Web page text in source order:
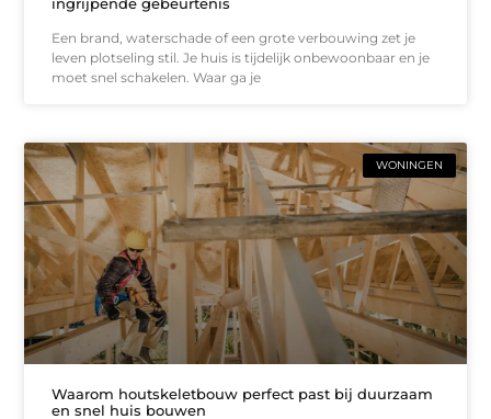
Een brand, waterschade of een grote verbouwing zet je
leven plotseling stil. Je huis is tijdelijk onbewoonbaar en je
moet snel schakelen. Waar ga je
WONINGEN
Waarom houtskeletbouw perfect past bij duurzaam
en snel huis bouwen